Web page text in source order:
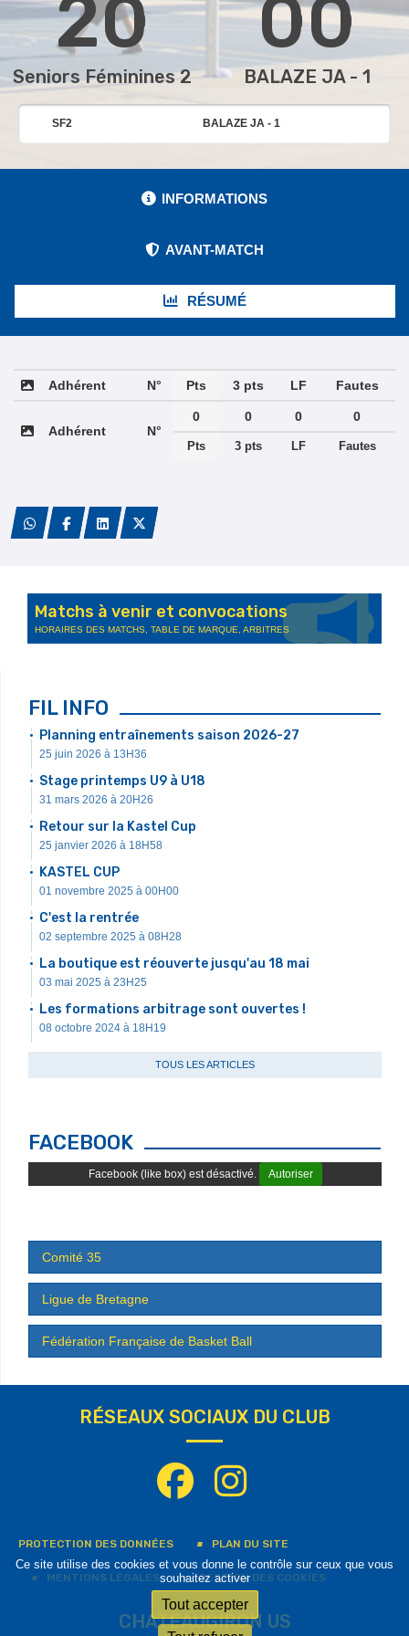
20 00
Seniors Féminines 2 BALAZE JA - 1
SF2 BALAZE JA - 1
INFORMATIONS
AVANT-MATCH
RÉSUMÉ
Adhérent N° Pts 3 pts LF Fautes
Adhérent N°
0 0 0 0
Pts 3 pts LF Fautes
Matchs à venir et convocations
HORAIRES DES MATCHS, TABLE DE MARQUE, ARBITRES
FIL INFO
Planning entraînements saison 2026-27
25 juin 2026 à 13H36
Stage printemps U9 à U18
31 mars 2026 à 20H26
Retour sur la Kastel Cup
25 janvier 2026 à 18H58
KASTEL CUP
01 novembre 2025 à 00H00
C'est la rentrée
02 septembre 2025 à 08H28
La boutique est réouverte jusqu'au 18 mai
03 mai 2025 à 23H25
Les formations arbitrage sont ouvertes !
08 octobre 2024 à 18H19
TOUS LES ARTICLES
FACEBOOK
Facebook (like box) est désactivé. Autoriser
Comité 35
Ligue de Bretagne
Fédération Française de Basket Ball
RÉSEAUX SOCIAUX DU CLUB
PROTECTION DES DONNÉES PLAN DU SITE
MENTIONS LÉGALES GESTION DES COOKIES
CHATEAUGIRON US
Ce site utilise des cookies et vous donne le contrôle sur ceux que vous
souhaitez activer
Tout accepter